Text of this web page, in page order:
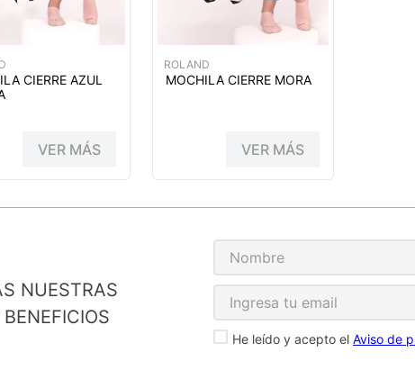
CIERRE AZUL
VER MÁS
ROLAND
MOCHILA CIERRE MORA
VER MÁS
NUESTRAS
He leído y acepto el Aviso de